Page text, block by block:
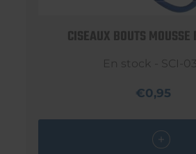
CISEAUX BOUTS MOUSSE
En stock - SCI-03
€0,95